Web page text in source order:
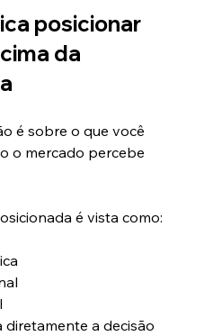
posicionar
da
é sobre o que você
o mercado percebe
é vista como:
diretamente a decisão